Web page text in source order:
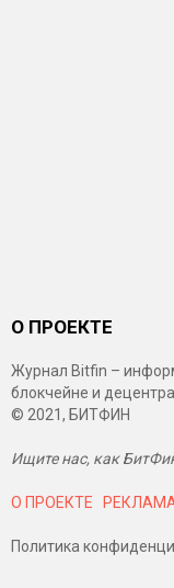
О ПРОЕКТЕ
Журнал Bitfin –
блокчейне и
© 2021, БИТФИН
Ищите нас, как
О ПРОЕКТЕ
Политика